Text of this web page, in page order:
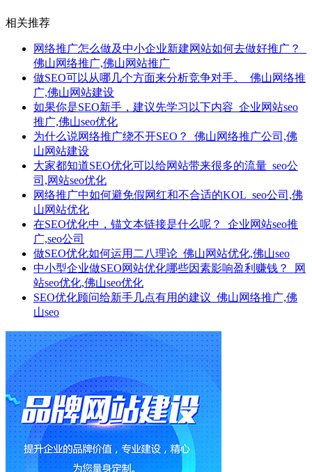
相关推荐
网络推广怎么做及中小企业新建网站如何去做好推广？_
佛山网络推广,佛山网站推广
做SEO可以从哪几个方面来分析竞争对手。_佛山网络推
广,佛山网站建设
如果你是SEO新手，建议先学习以下内容_企业网站seo
推广,佛山seo优化
为什么说网络推广绕不开SEO？_佛山网络推广公司,佛
山网站建设
大家都知道SEO优化可以给网站带来很多的流量_seo公
司,网站seo优化
网络推广​中如何避免假网红和不合适的KOL_seo公司,佛
山网站优化
在SEO优化中，锚文本链接是什么呢？_企业网站seo推
广,seo公司
做SEO优化如何运用二八理论_佛山网站优化,佛山seo
中小型企业做SEO网站优化哪些因素影响盈利赚钱？_网
站seo优化,佛山seo优化
SEO优化顾问给新手几点有用的建议_佛山网络推广,佛
山seo